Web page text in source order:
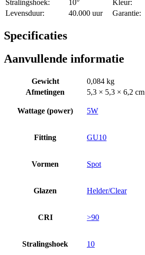
Stralingshoek: 10° Kleur:
Levensduur:
40.000 uur Garantie:
Specificaties
Aanvullende informatie
Gewicht
0,084 kg
Afmetingen
5,3 × 5,3 × 6,2 cm
Wattage (power) 5W
Fitting GU10
Vormen Spot
Glazen Helder/Clear
CRI >90
Stralingshoek 10